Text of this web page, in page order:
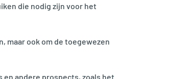
die nodig zijn voor het
maar ook om de toegewezen
en andere prospects, zoals het